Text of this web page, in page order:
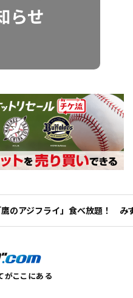
鷹のアジフライ」食べ放題！